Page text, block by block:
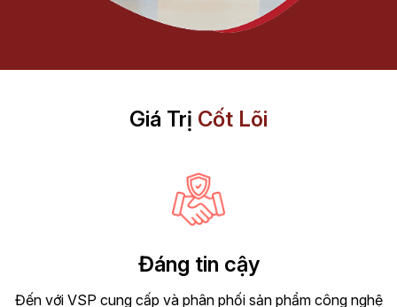
Giá Trị Cốt Lõi
Đáng tin cậy
Đến với VSP cung cấp và phân phối sản phẩm công nghệ